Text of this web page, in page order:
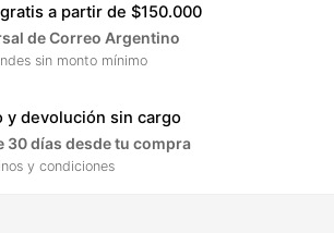
a partir de $150.000
de Correo Argentino
sin monto mínimo
y devolución sin cargo
30 días desde tu compra
y condiciones